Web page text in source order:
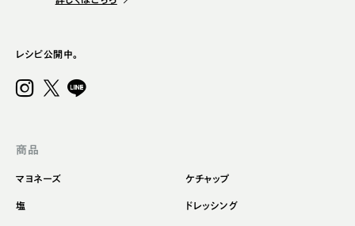
レシピ公開中。
商品
マヨネーズ ケチャップ
塩 ドレッシング